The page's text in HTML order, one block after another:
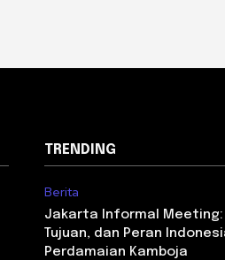
TRENDING
Berita
Jakarta Informal Meeting:
Tujuan, dan Peran
Perdamaian Kamboja